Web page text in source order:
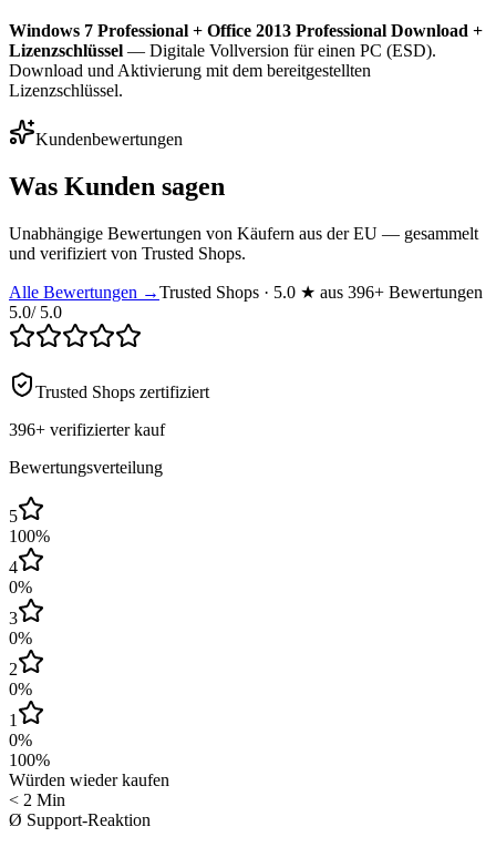
Windows 7 Professional + Office 2013 Professional Download +
Lizenzschlüssel — Digitale Vollversion für einen PC (ESD).
Download und Aktivierung mit dem bereitgestellten
Lizenzschlüssel.
Kundenbewertungen
Was Kunden sagen
Unabhängige Bewertungen von Käufern aus der EU — gesammelt
und verifiziert von Trusted Shops.
Alle Bewertungen →Trusted Shops · 5.0 ★ aus 396+ Bewertungen
5.0/ 5.0
Trusted Shops zertifiziert
396+ verifizierter kauf
Bewertungsverteilung
5
100%
4
0%
3
0%
2
0%
1
0%
100%
Würden wieder kaufen
< 2 Min
Ø Support-Reaktion